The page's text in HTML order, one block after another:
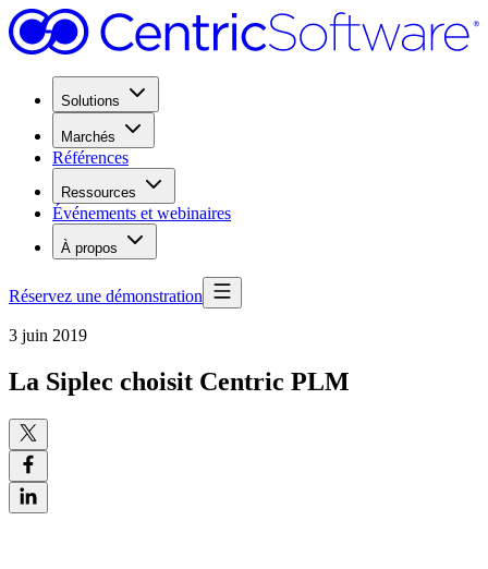
Solutions
Marchés
Références
Ressources
Événements et webinaires
À propos
Réservez une démonstration
3 juin 2019
La Siplec choisit Centric PLM